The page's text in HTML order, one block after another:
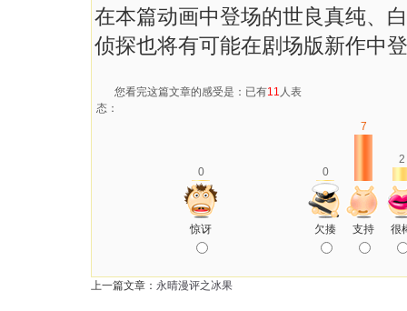
在本篇动画中登场的世良真纯、
侦探也将有可能在剧场版新作中
您看完这篇文章的感受是：已有11 人表
态：
0 0
7
2
惊讶 欠揍 支持 很
上一篇文章： 永晴漫评之冰果